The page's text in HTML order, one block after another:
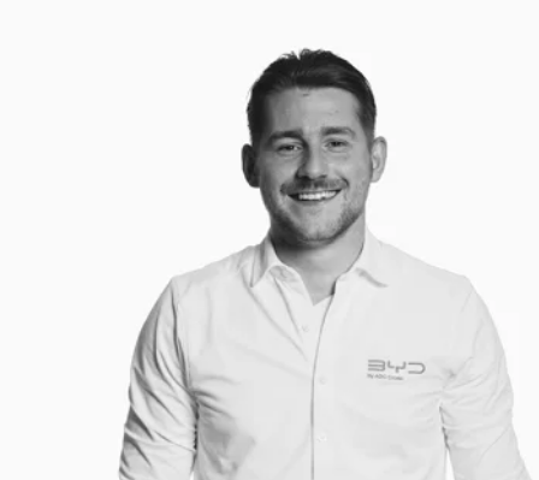
Heb je vragen over de Seal U DM-i, wil je weten wat jouw
huidige auto nog waard is of een proefrit plannen? Neem
gerust contact met ons op — we helpen je graag verder.
ADG Groep – gedreven door aandacht.
Jouw vertrouwde BYD-partner in Noord-Nederland.